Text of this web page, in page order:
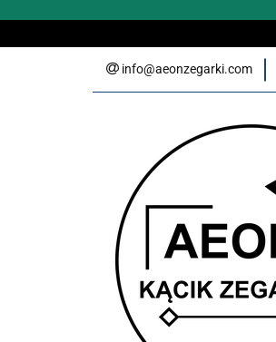
info@aeonzegarki.com